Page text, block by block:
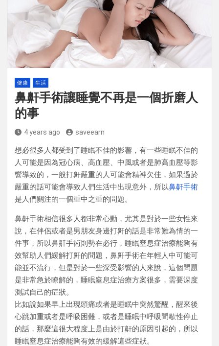
健康 生活
鼻鼾手術讓睡覺不再是一個折磨人
的事
4 years ago saveearn
想必很多人都受到了睡眠不佳的影響，有一些睡眠不佳的
人可能是因為冠心病、高血壓、中風或者是肺高血壓等影
響導致的，一般打鼾嚴重的人可能會精神欠佳，如果過於
嚴重的話可能會導致人們生活中出現意外，所以鼻鼾手術
是人們關注的一個重中之重的問題。
鼻鼾手術相信很多人都非常心動，尤其是對於一些女性來
說，在伴侶或者是男朋友身邊打鼾的話是非常難為情的一
件事，所以鼻鼾手術則勢在必行，睡眠窒息症治療能夠有
效幫助人們緩解打鼾的問題，鼻鼾手術在年輕人中可能可
能並不流行，但是對於一些深受影響的人來說，這個問題
是非常急於瞭解的，睡眠窒息症治療方案很多，需要深度
測試自己的症狀。
比如說如果早上出現頭痛或者是睡眠中突然驚醒，醒來後
心跳加重或者是呼吸困難，或者是睡眠中呼吸間歇性停止
的話，那麼這很大程度上是由於打鼾的原因引起的，所以
睡眠窒息症治療能夠有效的緩解這些症狀。